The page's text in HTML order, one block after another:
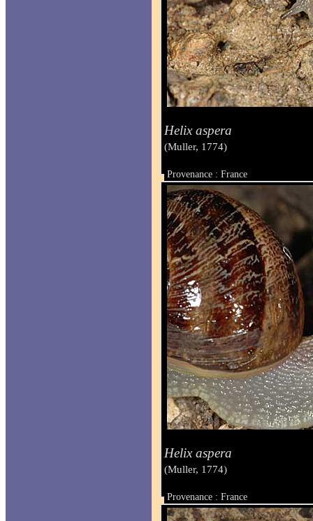
Helix aspera
(Muller, 1774)
Provenance : France
Taille :
Helix aspera
(Muller, 1774)
Provenance : France
Taille :